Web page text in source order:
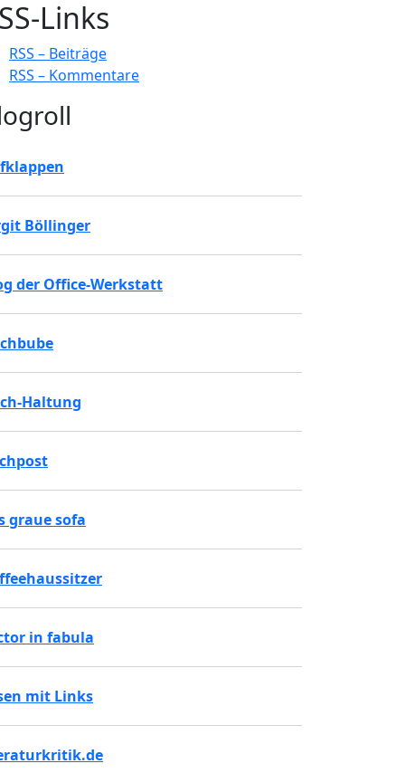
Links
RSS – Beiträge
RSS – Kommentare
Böllinger
der Office-Werkstatt
Haltung
graue sofa
in fabula
mit Links